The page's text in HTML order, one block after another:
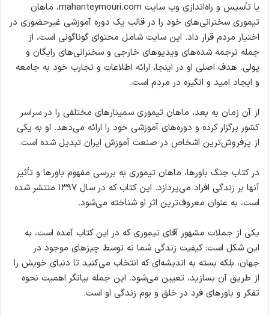
با تأسیس و راه‌اندازی وب سایت mahanteymouri.com، ماهان
تیموری سخنرانی‌های خود را در قالب یک دوره آموزشی غیرحضوری در
اختیار مردم قرار داد. این سایت شامل محتوای گوناگونی است، از
جمله ترجمه شده‌های ویدیوهای خارجی و سخنرانی‌های رایگان و
پولی. هدف اصلی او در اینجا، ارائه اطلاعات و تجارب خود به جامعه
و ایجاد امید و انگیزه در مردم است.
از آن زمان به بعد، ماهان تیموری سمینارهای مختلفی را در سراسر
کشور برگزار کرده و دوره‌های آموزشی خود را ارائه می‌دهد. او به یکی
از پرفروش‌ترین اشخاص در صنعت آموزش ایران تبدیل شده است.
در کتاب جنگ باورها، ماهان تیموری به بررسی مفهوم باورها و تأثیر
آنها بر زندگی افراد می‌پردازد. این کتاب که در سال ۱۳۹۷ منتشر شده
است، به عنوان معروف‌ترین اثر او شناخته می‌شود.
یکی از جملات مشهور آقای تیموری که در این کتاب آمده است، به
این شکل است: کیفیت زندگی شما نه توسط چیزهای موجود در
جهان، بلکه بسته به اندیشه‌ای که انتخاب می‌کنید تا دنیای خویش را
از طریق آن بسازید، تعیین می‌شود. این جمله بیانگر اهمیت نحوه
تفکر و باورهای فرد در خلق و بوم زندگی او است.